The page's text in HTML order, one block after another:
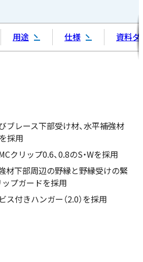
用途 仕様 資料
ブレース下部受け材、水平補強材
採用
クリップ0.6、0.8のS・Wを採用
材下部周辺の野縁と野縁受けの緊
プガードを採用
ス付きハンガー（2.0）を採用